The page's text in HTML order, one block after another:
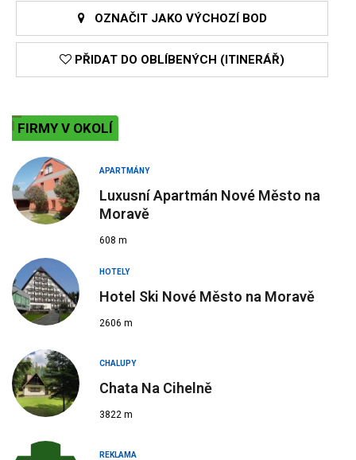
OZNAČIT JAKO VÝCHOZÍ BOD
PŘIDAT DO OBLÍBENÝCH (ITINERÁŘ)
FIRMY V OKOLÍ
APARTMÁNY
Luxusní Apartmán Nové Město na
Moravě
608 m
HOTELY
Hotel Ski Nové Město na Moravě
2606 m
CHALUPY
Chata Na Cihelně
3822 m
REKLAMA